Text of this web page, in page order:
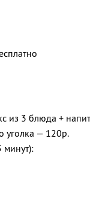
из 3 блюда +
уголка — 120р.
минут):